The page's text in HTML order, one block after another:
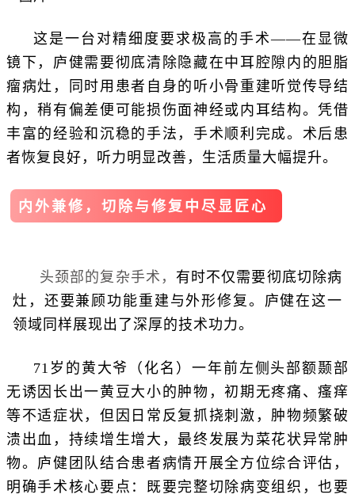
这是一台对精细度要求极高的手术——在显微
镜下，庐健需要彻底清除隐藏在中耳腔隙内的胆脂
瘤病灶，同时用患者自身的听小骨重建听觉传导结
构，稍有偏差便可能损伤面神经或内耳结构。凭借
丰富的经验和沉稳的手法，手术顺利完成。术后患
者恢复良好，听力明显改善，生活质量大幅提升。
内外兼修，切除与修复中尽显匠心
头颈部的复杂手术， 有时不仅需要彻底切除病
灶，还要兼顾功能重建与外形修复。庐健在这一
领域同样展现出了深厚的技术功力。
71岁的黄大爷（化名）一年前左侧头部额颞部
无诱因长出一黄豆大小的肿物，初期无疼痛、瘙痒
等不适症状，但因日常反复抓挠刺激，肿物频繁破
溃出血，持续增生增大，最终发展为菜花状异常肿
物。庐健团队结合患者病情开展全方位综合评估，
明确手术核心要点：既要完整切除病变组织，也要